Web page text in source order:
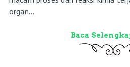
organ...
Baca